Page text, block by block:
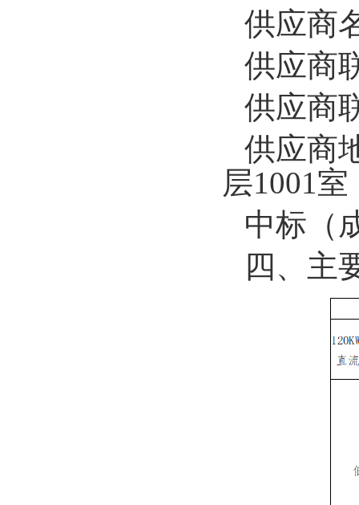
供应商
供应商
供应商
供应商
层1001室
中标（
四、主